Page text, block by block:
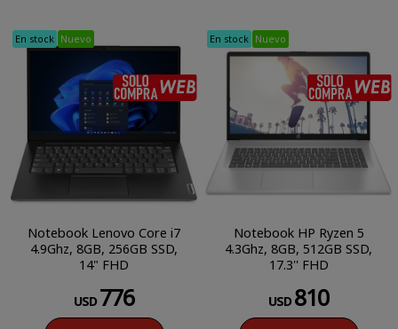
En stock
SÓLO COMPRA WEB
Nuevo
Notebook Lenovo Core i7
4.9Ghz, 8GB, 256GB SSD,
14" FHD
USD 776
En stock Nuevo
Notebook HP Ryzen 5
4.3Ghz, 8GB, 512GB SSD,
17.3'' FHD
USD 810